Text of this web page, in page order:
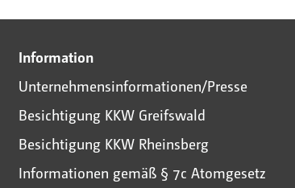
Information
Unternehmensinformationen/Presse
Besichtigung KKW Greifswald
Besichtigung KKW Rheinsberg
Informationen gemäß § 7c Atomgesetz